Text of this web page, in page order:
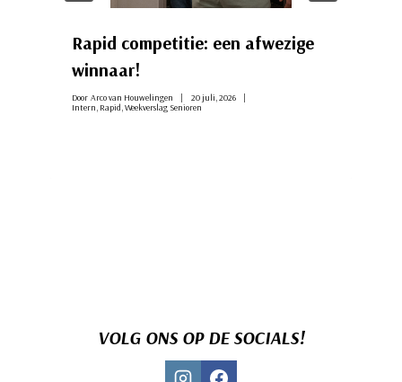
Rapid competitie: een afwezige
winnaar!
Door Arco van Houwelingen
20 juli, 2026
Intern, Rapid,Weekverslag Senioren
VOLG ONS OP DE SOCIALS!